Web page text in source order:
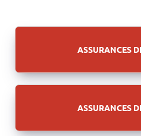
ASSURANCES
ASSURANCES